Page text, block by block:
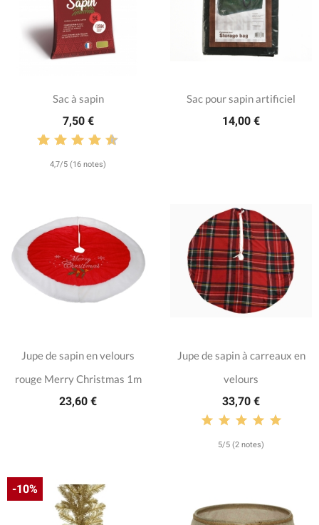
Sac à sapin
7,50 €
4,7/5 (16 notes)
Sac pour sapin artificiel
14,00 €
Jupe de sapin en velours
rouge Merry Christmas 1m
23,60 €
Jupe de sapin à carreaux en
velours
33,70 €
5/5 (2 notes)
-10%